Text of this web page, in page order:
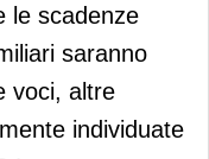
le scadenze
saranno
voci, altre
individuate